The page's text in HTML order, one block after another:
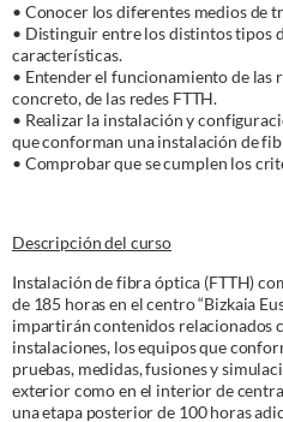
• Conocer los diferentes medios de
• Distinguir entre los distintos tipos
características.
• Entender el funcionamiento de las
concreto, de las redes FTTH.
• Realizar la instalación y
que conforman una instalación de
• Comprobar que se cumplen los
Descripción del curso
Instalación de fibra óptica (FTTH)
de 185 horas en el centro “Bizkaia
impartirán contenidos relacionados
instalaciones, los equipos que
pruebas, medidas, fusiones y
exterior como en el interior de
una etapa posterior de 100 horas